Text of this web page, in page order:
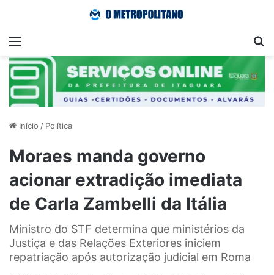
Menu
Início / Política
Moraes manda governo
acionar extradição imediata
de Carla Zambelli da Itália
Ministro do STF determina que ministérios da
Justiça e das Relações Exteriores iniciem
repatriação após autorização judicial em Roma